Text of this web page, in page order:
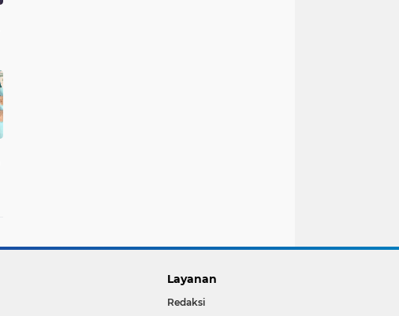
Layanan
Redaksi